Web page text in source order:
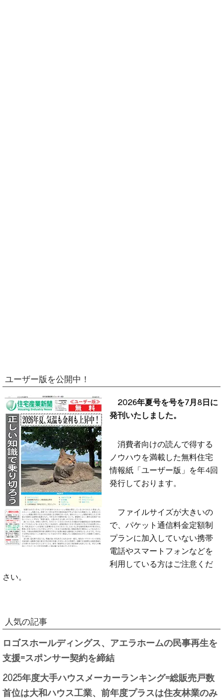
ユーザー版を公開中！
2026年夏号を号を7月8日に
発刊いたしました。
消費者向けの読んで得する
ノウハウを満載した無料住宅
情報紙「ユーザー版」を年4回
発行しております。
ファイルサイズが大きいの
で、パケット通信料金定額制
プランに加入していない携帯
電話やスマートフォンなどを
利用している方はご注意くだ
さい。
人気の記事
ロゴスホールディングス、アエラホームの民事再生を
支援=スポンサー契約を締結
2025年度大手ハウスメーカーランキング=総販売戸数
首位は大和ハウス工業、前年度プラスは住友林業のみ